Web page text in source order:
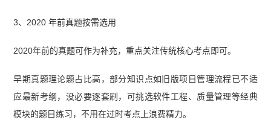
3、2020 年前真题按需选用
2020年前的真题可作为补充，重点关注传统核心考点即可。
早期真题理论题占比高，部分知识点如旧版项目管理流程已不适
应最新考纲，没必要逐套刷，可挑选软件工程、质量管理等经典
模块的题目练习，不用在过时考点上浪费精力。